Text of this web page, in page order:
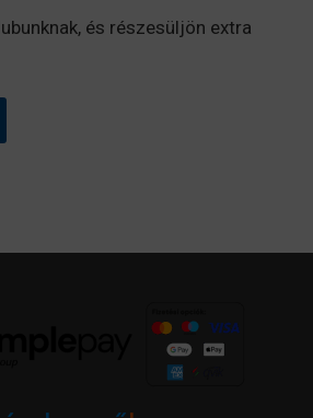
és részesüljön extra